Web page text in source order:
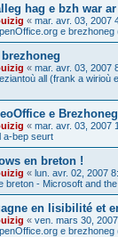
hag e bzh war
« mar. avr. 03, 2007
e brezhoneg
« mar. avr. 03, 2007
all (frank a wirioù
e
« mar. avr. 03, 2007
a-bep seurt
en breton !
« lun. avr. 02, 2007
breton - Microsoft and
en lisibilité et
« ven. mars 30,
e brezhoneg